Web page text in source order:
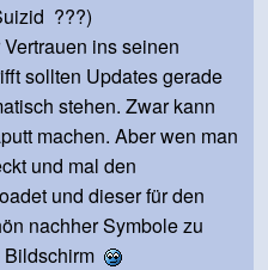
???)
ins seinen
sollten Updates gerade
stehen. Zwar kann
machen. Aber wen man
und mal den
und dieser für den
nachher Symbole zu